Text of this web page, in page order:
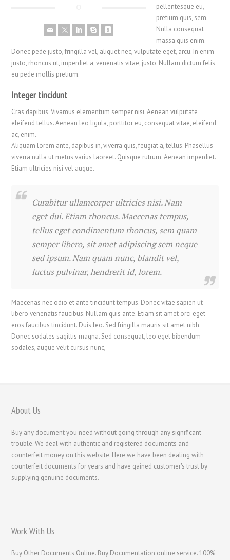
pellentesque eu,
pretium quis, sem.
Nulla consequat
massa quis enim.
Donec pede justo, fringilla vel, aliquet nec, vulputate eget, arcu. In enim
justo, rhoncus ut, imperdiet a, venenatis vitae, justo. Nullam dictum felis
eu pede mollis pretium.
Integer tincidunt
Cras dapibus. Vivamus elementum semper nisi. Aenean vulputate
eleifend tellus. Aenean leo ligula, porttitor eu, consequat vitae, eleifend
ac, enim.
Aliquam lorem ante, dapibus in, viverra quis, feugiat a, tellus. Phasellus
viverra nulla ut metus varius laoreet. Quisque rutrum. Aenean imperdiet.
Etiam ultricies nisi vel augue.
Curabitur ullamcorper ultricies nisi. Nam
eget dui. Etiam rhoncus. Maecenas tempus,
tellus eget condimentum rhoncus, sem quam
semper libero, sit amet adipiscing sem neque
sed ipsum. Nam quam nunc, blandit vel,
luctus pulvinar, hendrerit id, lorem.
Maecenas nec odio et ante tincidunt tempus. Donec vitae sapien ut
libero venenatis faucibus. Nullam quis ante. Etiam sit amet orci eget
eros faucibus tincidunt. Duis leo. Sed fringilla mauris sit amet nibh.
Donec sodales sagittis magna. Sed consequat, leo eget bibendum
sodales, augue velit cursus nunc,
About Us
Buy any document you need without going through any significant
trouble. We deal with authentic and registered documents and
counterfeit money on this website. Here we have been dealing with
counterfeit documents for years and have gained customer's trust by
supplying genuine documents.
Work With Us
Buy Other Documents Online. Buy Documentation online service. 100%